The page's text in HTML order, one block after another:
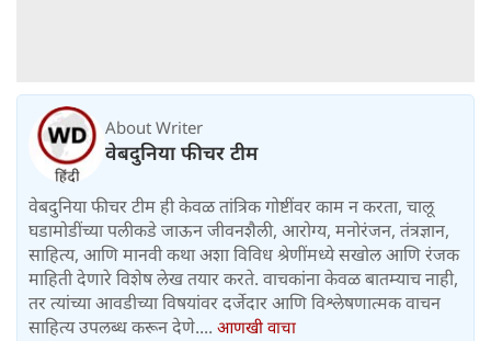
About Writer
वेबदुनिया फीचर टीम
वेबदुनिया फीचर टीम ही केवळ तांत्रिक गोष्टींवर काम न करता, चालू
घडामोडींच्या पलीकडे जाऊन जीवनशैली, आरोग्य, मनोरंजन, तंत्रज्ञान,
साहित्य, आणि मानवी कथा अशा विविध श्रेणींमध्ये सखोल आणि रंजक
माहिती देणारे विशेष लेख तयार करते. वाचकांना केवळ बातम्याच नाही,
तर त्यांच्या आवडीच्या विषयांवर दर्जेदार आणि विश्लेषणात्मक वाचन
साहित्य उपलब्ध करून देणे.... आणखी वाचा